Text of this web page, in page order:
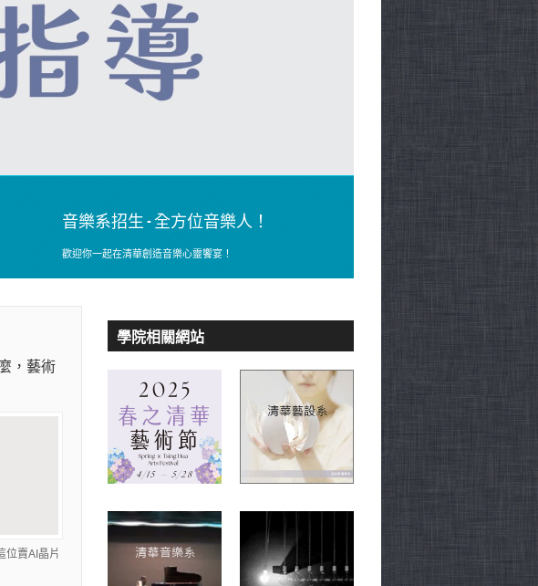
音樂系招生 - 全方位音樂人！
歡迎你一起在清華創造音樂心靈饗宴！
，藝術
位賣AI晶片
學院相關網站